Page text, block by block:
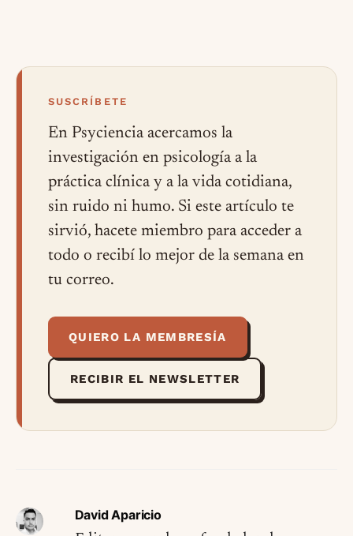
SUSCRÍBETE
En Psyciencia acercamos la
investigación en psicología a la
práctica clínica y a la vida cotidiana,
sin ruido ni humo. Si este artículo te
sirvió, hacete miembro para acceder a
todo o recibí lo mejor de la semana en
tu correo.
QUIERO LA MEMBRESÍA
RECIBIR EL NEWSLETTER
David Aparicio